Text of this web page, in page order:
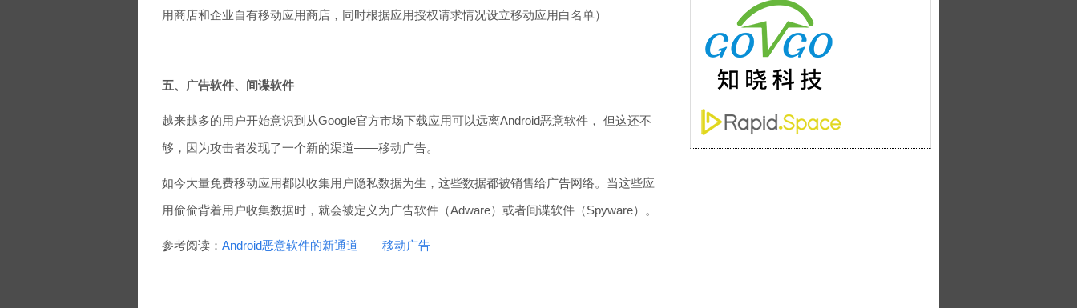
用商店和企业自有移动应用商店，同时根据应用授权请求情况设立移动应用白名单）
五、广告软件、间谍软件
越来越多的用户开始意识到从Google官方市场下载应用可以远离Android恶意软件， 但这还不
够，因为攻击者发现了一个新的渠道——移动广告。
如今大量免费移动应用都以收集用户隐私数据为生，这些数据都被销售给广告网络。当这些应
用偷偷背着用户收集数据时，就会被定义为广告软件（Adware）或者间谍软件（Spyware）。
参考阅读： Android恶意软件的新通道——移动广告